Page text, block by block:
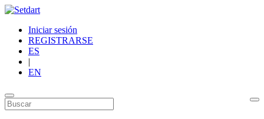
Iniciar sesión
REGISTRARSE
ES
|
EN